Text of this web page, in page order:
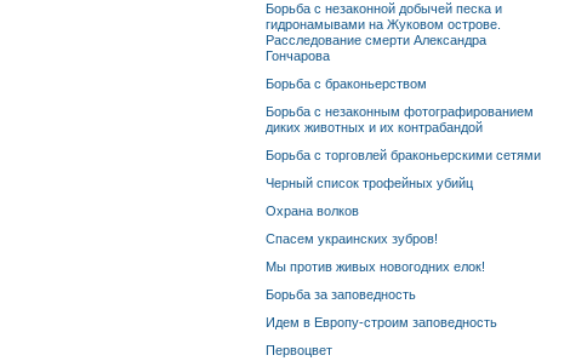
Борьба с незаконной добычей песка и
гидронамывами на Жуковом острове.
Расследование смерти Александра
Гончарова
Борьба с браконьерством
Борьба с незаконным фотографированием
диких животных и их контрабандой
Борьба с торговлей браконьерскими сетями
Черный список трофейных убийц
Охрана волков
Спасем украинских зубров!
Мы против живых новогодних елок!
Борьба за заповедность
Идем в Европу-строим заповедность
Первоцвет